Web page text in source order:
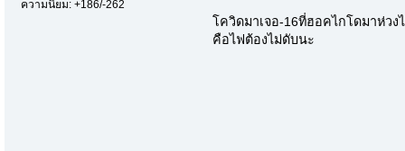
ความนิยม: +186/-262
โควิดมาเจอ-16ที่ฮอคไกโดมาห่ว
คือไฟต้องไม่ดับนะ